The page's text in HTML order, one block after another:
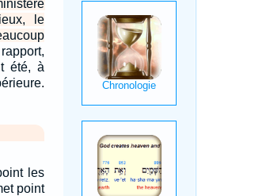
le
été, à
les
point